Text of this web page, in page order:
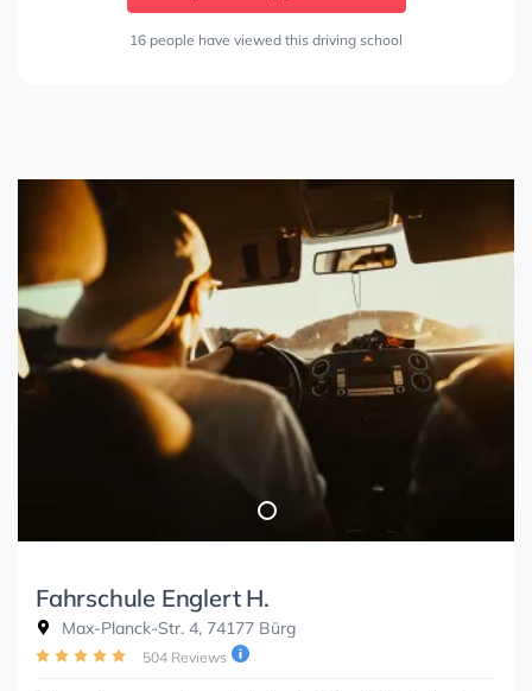
16 people have viewed this driving school
Fahrschule Englert H.
Max-Planck-Str. 4, 74177 Bürg
504 Reviews